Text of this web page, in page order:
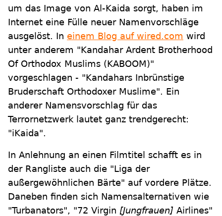
um das Image von Al-Kaida sorgt, haben im
Internet eine Fülle neuer Namenvorschläge
ausgelöst. In einem Blog auf wired.com wird
unter anderem "Kandahar Ardent Brotherhood
Of Orthodox Muslims (KABOOM)"
vorgeschlagen - "Kandahars Inbrünstige
Bruderschaft Orthodoxer Muslime". Ein
anderer Namensvorschlag für das
Terrornetzwerk lautet ganz trendgerecht:
"iKaida".
In Anlehnung an einen Filmtitel schafft es in
der Rangliste auch die "Liga der
außergewöhnlichen Bärte" auf vordere Plätze.
Daneben finden sich Namensalternativen wie
"Turbanators", "72 Virgin [Jungfrauen] Airlines"